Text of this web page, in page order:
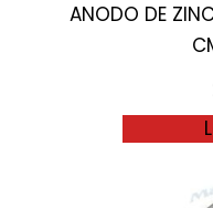
ANODO DE